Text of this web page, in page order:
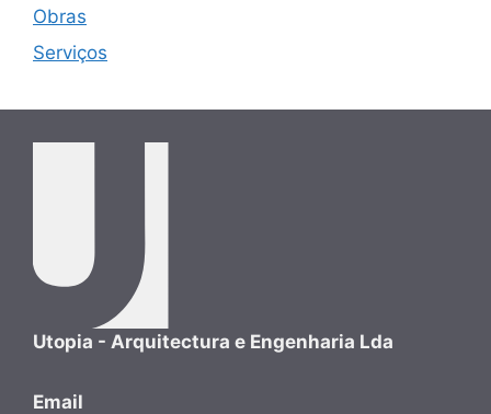
Obras
Serviços
Utopia - Arquitectura e Engenharia Lda
Email